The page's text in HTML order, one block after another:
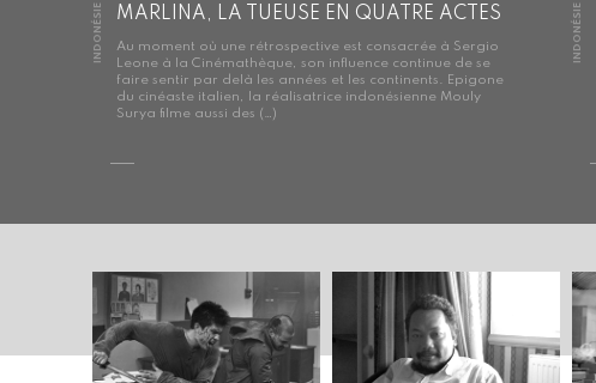
INDONÉSIE MARLINA, LA TUEUSE EN QUATRE ACTES
Au moment où une rétrospective est consacrée à Sergio
Leone à la Cinémathèque, son influence continue de se
faire sentir par delà les années et les continents. Epigone
du cinéaste italien, la réalisatrice indonésienne Mouly
Surya filme aussi des (…)
INDONÉSIE